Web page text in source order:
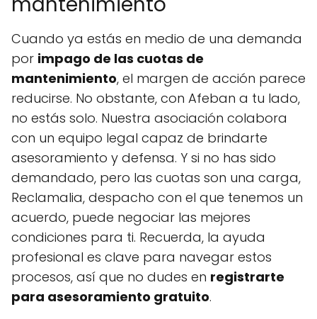
Cuando ya estás en medio de una demanda
por impago de las cuotas de
mantenimiento, el margen de acción parece
reducirse. No obstante, con Afeban a tu lado,
no estás solo. Nuestra asociación colabora
con un equipo legal capaz de brindarte
asesoramiento y defensa. Y si no has sido
demandado, pero las cuotas son una carga,
Reclamalia, despacho con el que tenemos un
acuerdo, puede negociar las mejores
condiciones para ti. Recuerda, la ayuda
profesional es clave para navegar estos
procesos, así que no dudes en registrarte
para asesoramiento gratuito.